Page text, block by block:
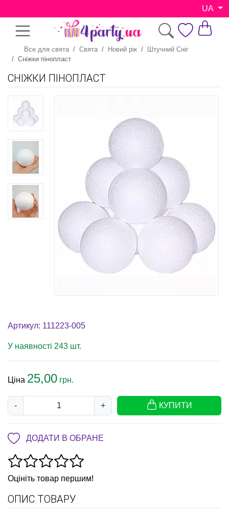
UA
Все для свята Свята Новий рік
Штучний Сніг
Сніжки пінопласт
СНІЖКИ ПІНОПЛАСТ
Артикул: 111223-005
У наявності 243 шт.
Ціна 25,00 грн.
- + КУПИТИ
ДОДАТИ В ОБРАНЕ
Оцініть товар першим!
ОПИС ТОВАРУ